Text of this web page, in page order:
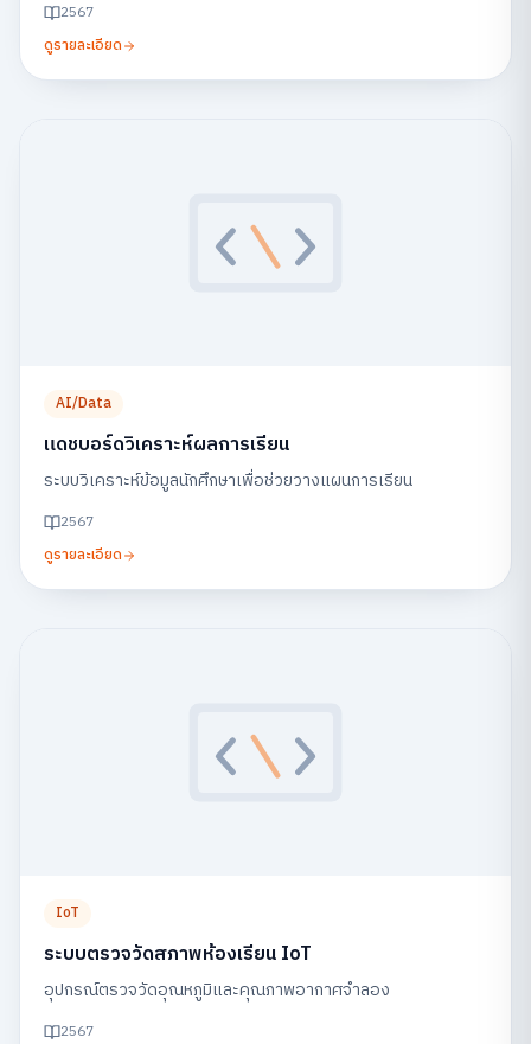
2567
ดูรายละเอียด
AI/Data
แดชบอร์ดวิเคราะห์ผลการเรียน
ระบบวิเคราะห์ข้อมูลนักศึกษาเพื่อช่วยวางแผนการเรียน
2567
ดูรายละเอียด
IoT
ระบบตรวจวัดสภาพห้องเรียน IoT
อุปกรณ์ตรวจวัดอุณหภูมิและคุณภาพอากาศจำลอง
2567